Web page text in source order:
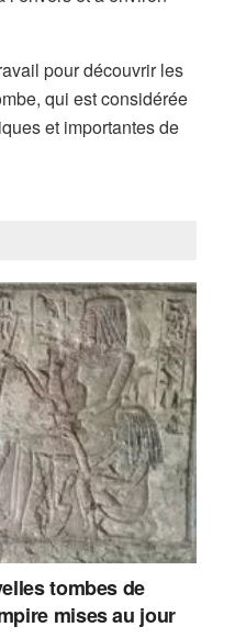
pour découvrir les
qui est considérée
et importantes de
tombes de
mises au jour